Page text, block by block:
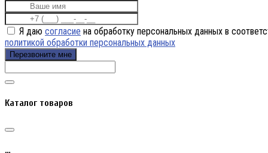
Я даю согласие на обработку персональных данных в
политикой обработки персональных данных
Перезвоните мне
Каталог товаров
…